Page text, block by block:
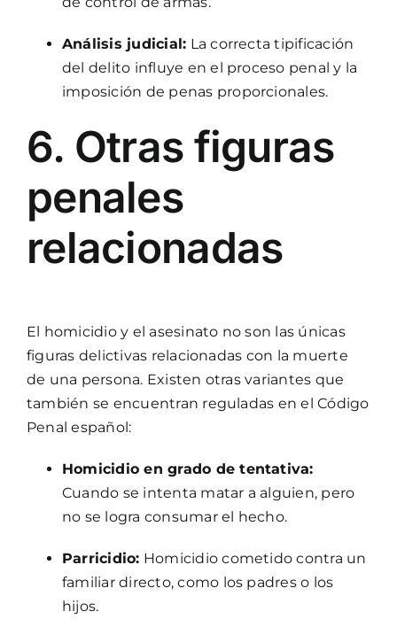
Análisis judicial: La correcta tipificación
del delito influye en el proceso penal y la
imposición de penas proporcionales.
6. Otras figuras
penales
relacionadas
El homicidio y el asesinato no son las únicas
figuras delictivas relacionadas con la muerte
de una persona. Existen otras variantes que
también se encuentran reguladas en el Código
Penal español:
Homicidio en grado de tentativa:
Cuando se intenta matar a alguien, pero
no se logra consumar el hecho.
Parricidio: Homicidio cometido contra un
familiar directo, como los padres o los
hijos.